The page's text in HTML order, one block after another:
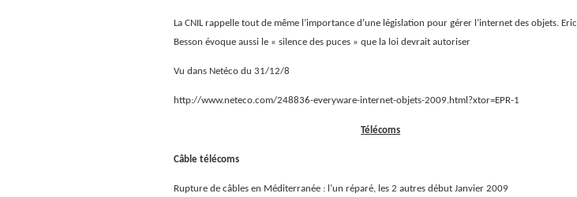
La CNIL rappelle tout de même l’importance d’une législation pour gérer l’internet des objets. Eric
Besson évoque aussi le « silence des puces » que la loi devrait autoriser
Vu dans Netéco du 31/12/8
http://www.neteco.com/248836-everyware-internet-objets-2009.html?xtor=EPR-1
Télécoms
Câble télécoms
Rupture de câbles en Méditerranée : l’un réparé, les 2 autres début Janvier 2009